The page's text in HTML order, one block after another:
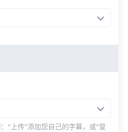
“上传”添加您自己的字幕，或“复